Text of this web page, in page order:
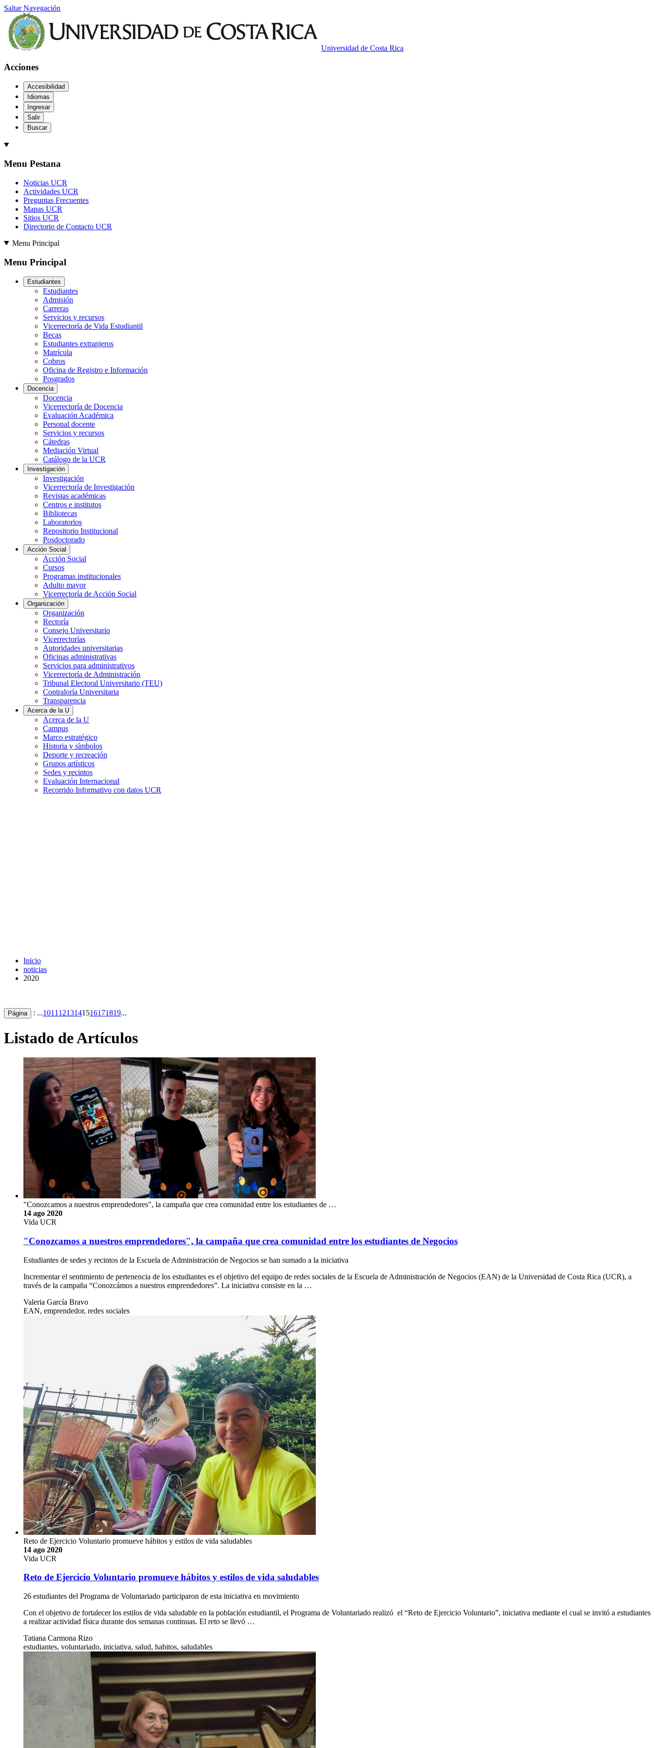
Saltar Navegación
Universidad de Costa Rica
Acciones
Accesibilidad
Idiomas
Ingresar
Salir
Buscar
Menu Pestana
Noticias UCR
Actividades UCR
Preguntas Frecuentes
Mapas UCR
Sitios UCR
Directorio de Contacto UCR
Menu Principal
Menu Principal
Estudiantes
Estudiantes
Admisión
Carreras
Servicios y recursos
Vicerrectoría de Vida Estudiantil
Becas
Estudiantes extranjeros
Matrícula
Cobros
Oficina de Registro e Información
Posgrados
Docencia
Docencia
Vicerrectoría de Docencia
Evaluación Académica
Personal docente
Servicios y recursos
Cátedras
Mediación Virtual
Catálogo de la UCR
Investigación
Investigación
Vicerrectoría de Investigación
Revistas académicas
Centros e institutos
Bibliotecas
Laboratorios
Repositorio Institucional
Posdoctorado
Acción Social
Acción Social
Cursos
Programas institucionales
Adulto mayor
Vicerrectoría de Acción Social
Organización
Organización
Rectoría
Consejo Universitario
Vicerrectorías
Autoridades universitarias
Oficinas administrativas
Servicios para administrativos
Vicerrectoría de Administración
Tribunal Electoral Universitario (TEU)
Contraloría Universitaria
Transparencia
Acerca de la U
Acerca de la U
Campus
Marco estratégico
Historia y símbolos
Deporte y recreación
Grupos artísticos
Sedes y recintos
Evaluación Internacional
Recorrido Informativo con datos UCR
Inicio
noticias
2020
Página : ...1011 1213141516171819...
Listado de Artículos
"Conozcamos a nuestros emprendedores", la campaña que crea comunidad entre los estudiantes de …
14 ago 2020
Vida UCR
"Conozcamos a nuestros emprendedores", la campaña que crea comunidad entre los estudiantes de Negocios
Estudiantes de sedes y recintos de la Escuela de Administración de Negocios se han sumado a la iniciativa
Incrementar el sentimiento de pertenencia de los estudiantes es el objetivo del equipo de redes sociales de la Escuela de Administración de Negocios (EAN) de la Universidad de Costa Rica (UCR), a
través de la campaña “Conozcámos a nuestros emprendedores”. La iniciativa consiste en la …
Valeria García Bravo
EAN, emprendedor, redes sociales
Reto de Ejercicio Voluntario promueve hábitos y estilos de vida saludables
14 ago 2020
Vida UCR
Reto de Ejercicio Voluntario promueve hábitos y estilos de vida saludables
26 estudiantes del Programa de Voluntariado participaron de esta iniciativa en movimiento
Con el objetivo de fortalecer los estilos de vida saludable en la población estudiantil, el Programa de Voluntariado realizó el “Reto de Ejercicio Voluntario”, iniciativa mediante el cual se invitó a estudiantes
a realizar actividad física durante dos semanas continuas. El reto se llevó …
Tatiana Carmona Rizo
estudiantes, voluntariado, iniciativa, salud, habitos, saludables